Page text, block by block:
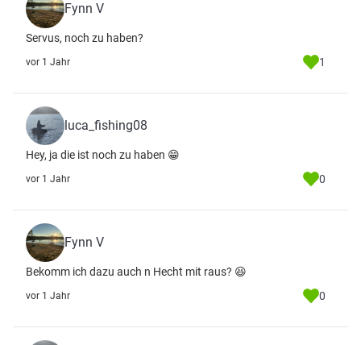
Fynn V
Servus, noch zu haben?
vor 1 Jahr 1
luca_fishing08
Hey, ja die ist noch zu haben 😁
vor 1 Jahr 0
Fynn V
Bekomm ich dazu auch n Hecht mit raus? 😆
vor 1 Jahr 0